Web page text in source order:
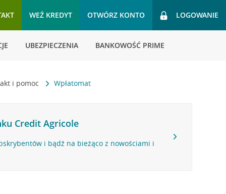
WEŹ KREDYT OTWÓRZ KONTO LOGOWANIE
UBEZPIECZENIA BANKOWOŚĆ PRIME
i pomoc Wpłatomat
Credit Agricole
i bądź na bieżąco z nowościami i